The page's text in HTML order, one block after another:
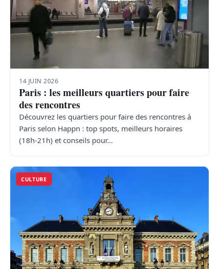
14 JUIN 2026
Paris : les meilleurs quartiers pour faire
des rencontres
Découvrez les quartiers pour faire des rencontres à
Paris selon Happn : top spots, meilleurs horaires
(18h-21h) et conseils pour…
CULTURE